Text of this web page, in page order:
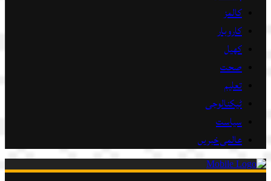
کالمز
کاروبار
کھیل
صحت
تعلیم
ٹیکنالوجی
سیاست
عالمی خبریں